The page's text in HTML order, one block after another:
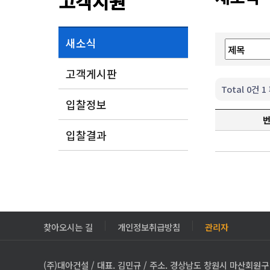
새소식
고객게시판
입찰정보
입찰결과
Total 0건 1
찾아오시는 길 개인정보취급방침 관리자
(주)대아건설 / 대표. 김민규 / 주소. 경상남도 창원시 마산회원